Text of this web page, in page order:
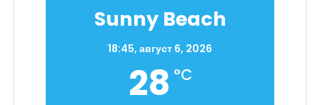
Sunny Beach
18:45, август 6, 2026
28 °C